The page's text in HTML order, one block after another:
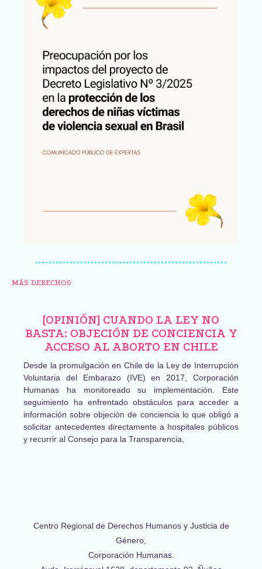
MÁS DERECHOS
[OPINIÓN] CUANDO LA LEY NO
BASTA: OBJECIÓN DE CONCIENCIA Y
ACCESO AL ABORTO EN CHILE
Desde la promulgación en Chile de la Ley de Interrupción
Voluntaria del Embarazo (IVE) en 2017, Corporación
Humanas ha monitoreado su implementación. Este
seguimiento ha enfrentado obstáculos para acceder a
información sobre objeción de conciencia lo que obligó a
solicitar antecedentes directamente a hospitales públicos
y recurrir al Consejo para la Transparencia,
Centro Regional de Derechos Humanos y Justicia de
Género,
Corporación Humanas.